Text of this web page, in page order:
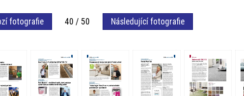
fotografie 40 / 50 Následující fotografie